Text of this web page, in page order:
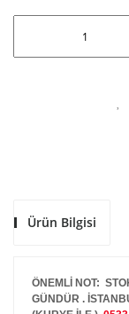
Ürün Bilgisi
ÖNEMLİ NOT:
GÜNDÜR .